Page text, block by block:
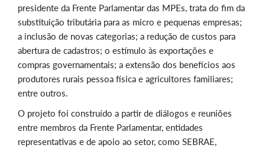
presidente da Frente Parlamentar das MPEs, trata do fim da
substituição tributária para as micro e pequenas empresas;
a inclusão de novas categorias; a redução de custos para
abertura de cadastros; o estímulo às exportações e
compras governamentais; a extensão dos benefícios aos
produtores rurais pessoa física e agricultores familiares;
entre outros.
O projeto foi construído a partir de diálogos e reuniões
entre membros da Frente Parlamentar, entidades
representativas e de apoio ao setor, como SEBRAE,